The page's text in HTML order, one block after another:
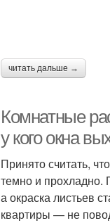
читать дальше →
Комнатные
у кого окна
Принято считать,
темно и прохладно.
а окраска листьев
квартиры — не